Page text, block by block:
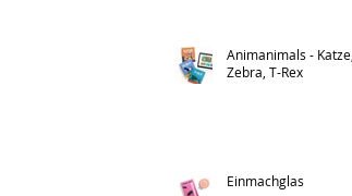
Animanimals - Katze,
Zebra, T-Rex
Einmachglas